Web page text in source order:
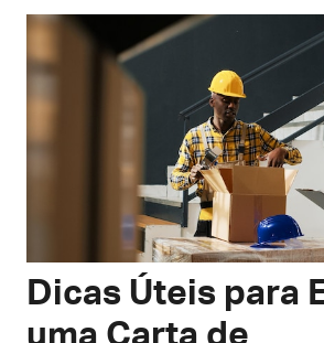
Dicas Úteis para
uma Carta de